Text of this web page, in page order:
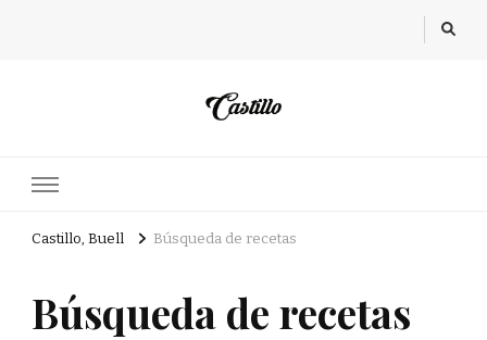
Castillo, Buell Búsqueda de recetas
Búsqueda de recetas